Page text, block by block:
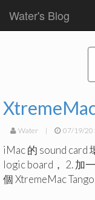
Water's Blog
Water | 07/19/
iMac 的 sound card
logic board， 2. 加
個 XtremeMac